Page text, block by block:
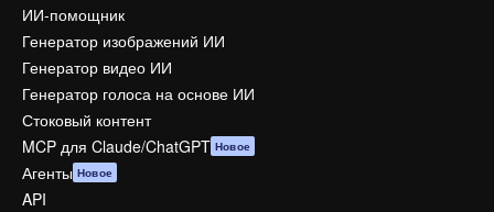
ИИ-помощник
Генератор изображений ИИ
Генератор видео ИИ
Генератор голоса на основе ИИ
Стоковый контент
MCP для Claude/ChatGPT Новое
Агенты Новое
API